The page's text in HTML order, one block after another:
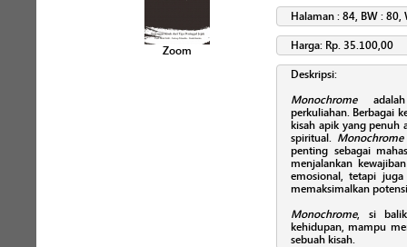
Zoom
Halaman : 84, BW : 80,
Harga: Rp. 35.100,00
Deskripsi:
Monochromeadalah
perkuliahan. Berbagai
kisah apik yang penuh
spiritual. Monochrome
penting sebagai
menjalankan
emosional, tetapi
memaksimalkan
Monochrome, si balik
kehidupan, mampu
sebuah kisah.